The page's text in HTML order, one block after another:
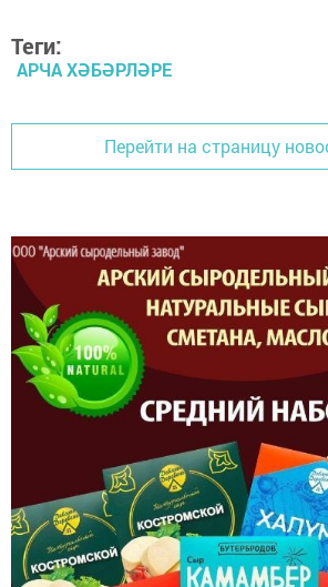
Теги:
АРЧА ХӘБӘРЛӘРЕ
Перейти на страницу